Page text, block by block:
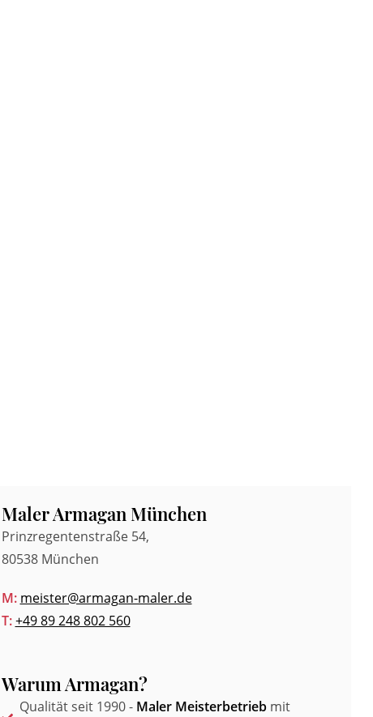
Maler Armagan München
Prinzregentenstraße 54,
80538 München
M: meister@armagan-maler.de
T: +49 89 248 802 560
Warum Armagan?
Qualität seit 1990 - Maler Meisterbetrieb mit